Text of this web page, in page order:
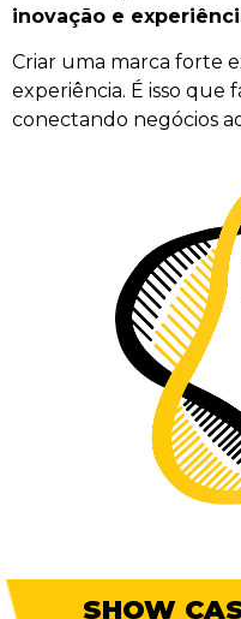
inovação e
Criar uma marca forte
experiência. É isso que
conectando negócios
SHOW